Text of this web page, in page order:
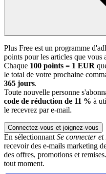
Plus Free est un programme
points pour les articles que
Chaque 100 points = 1 EUR
le total de votre prochaine
365 jours.
Toute nouvelle personne
code de réduction de 11 % à
le recevrez par e-mail.
Connectez-vous et joignez-vous
En sélectionnant Se connecter
recevoir des e-mails marketing
des offres, promotions et
tout moment.